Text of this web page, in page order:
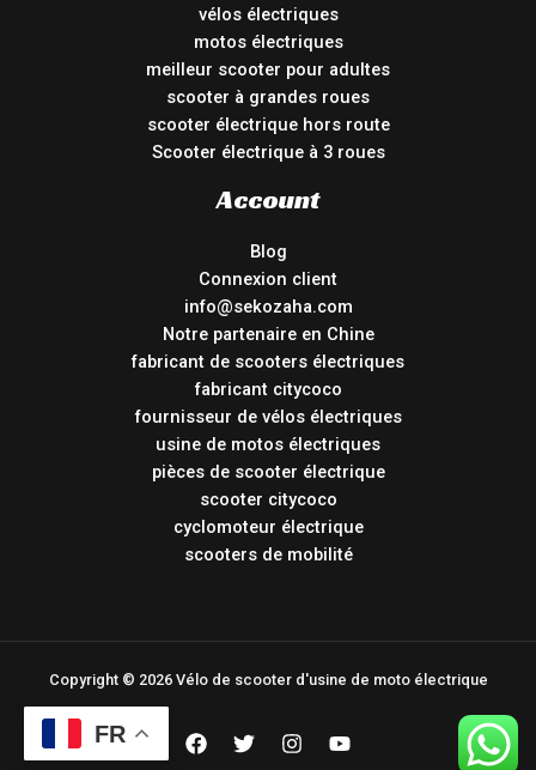
vélos électriques
motos électriques
meilleur scooter pour adultes
scooter à grandes roues
scooter électrique hors route
Scooter électrique à 3 roues
Account
Blog
Connexion client
info@sekozaha.com
Notre partenaire en Chine
fabricant de scooters électriques
fabricant citycoco
fournisseur de vélos électriques
usine de motos électriques
pièces de scooter électrique
scooter citycoco
cyclomoteur électrique
scooters de mobilité
Copyright © 2026 Vélo de scooter d'usine de moto électrique
FR